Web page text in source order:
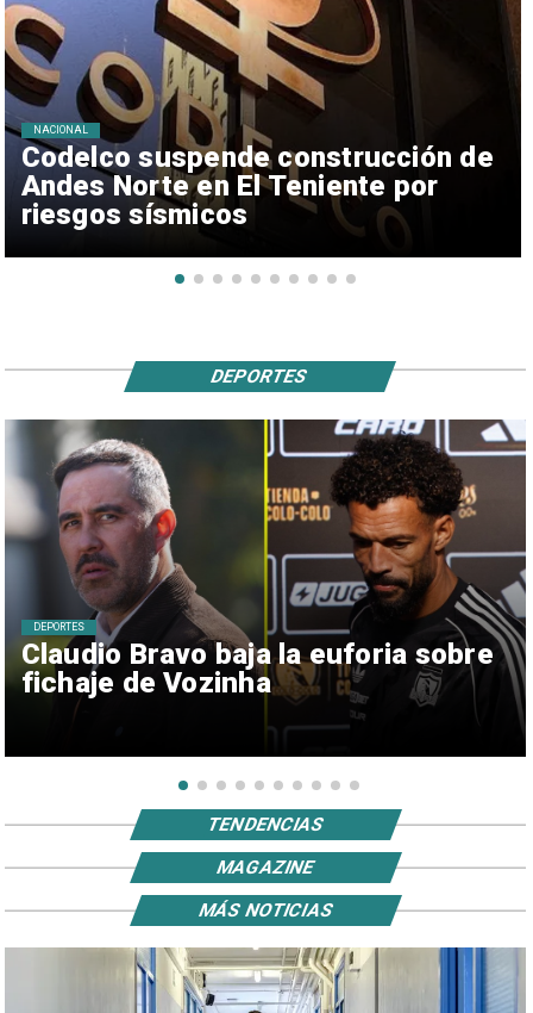
Codelco suspende construcción de
Andes Norte en El Teniente por
riesgos sísmicos
NACIONAL
Claudio Bravo baja la euforia sobre
fichaje de Vozinha
DEPORTES
DEPORTES
TENDENCIAS
MAGAZINE
MÁS NOTICIAS